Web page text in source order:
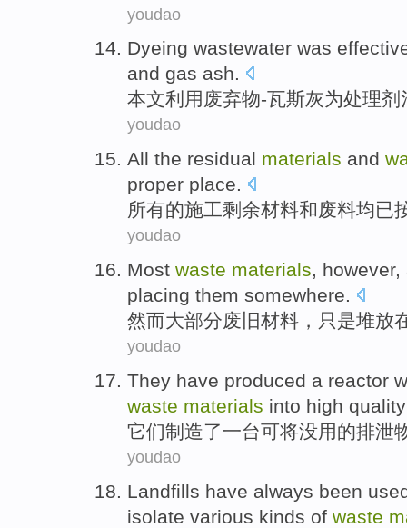
youdao
Dyeing wastewater was
and gas ash.
本文利用 废弃物-瓦斯灰为处理剂
youdao
All the residual materials and
proper place.
所有的施工剩余材料和废料均已
youdao
Most waste materials, however,
placing them somewhere.
然而大部分废旧材料 ， 只是堆放
youdao
They have produced a reactor
waste materials into high
它们制造了一台可将没用的排泄
youdao
Landfills have always been
isolate various kinds of waste